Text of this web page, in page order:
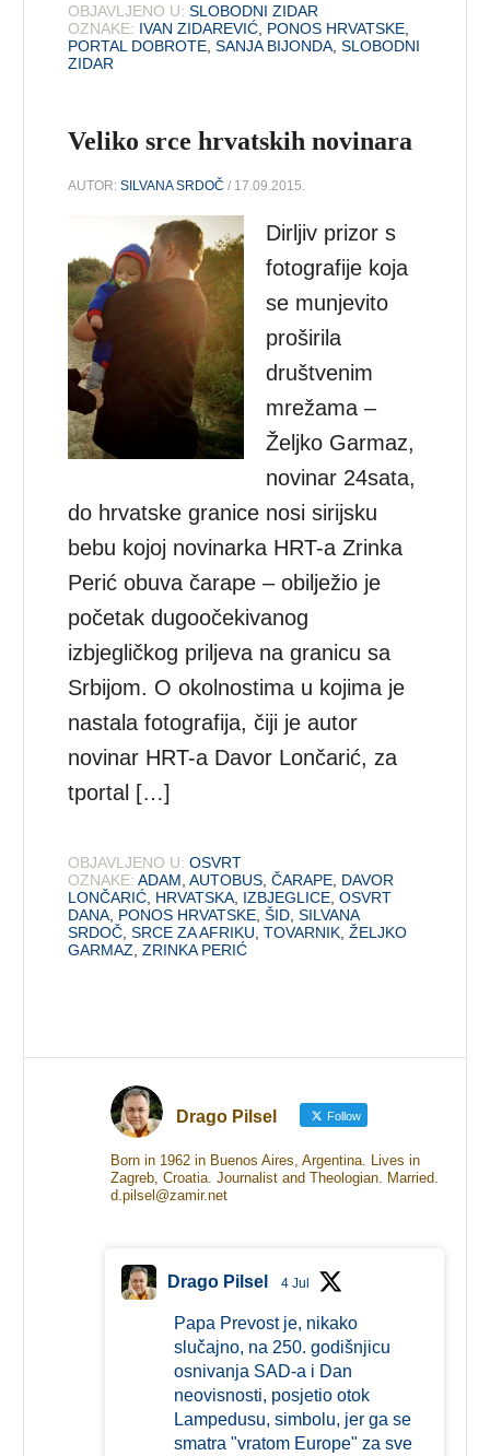
OBJAVLJENO U: SLOBODNI ZIDAR
OZNAKE: IVAN ZIDAREVIĆ PONOS HRVATSKE
PORTAL DOBROTE ,SANJA BIJONDA ,SLOBODNI
ZIDAR
Veliko srce hrvatskih novinara
AUTOR:SILVANA SRDOČ / 17.09.2015.
Dirljiv prizor s
fotografije koja
se munjevito
proširila
društvenim
mrežama –
Željko Garmaz,
novinar 24sata,
do hrvatske granice nosi sirijsku
bebu kojoj novinarka HRT-a Zrinka
Perić obuva čarape – obilježio je
početak dugoočekivanog
izbjegličkog priljeva na granicu sa
Srbijom. O okolnostima u kojima je
nastala fotografija, čiji je autor
novinar HRT-a Davor Lončarić, za
tportal […]
OBJAVLJENO U: OSVRT
OZNAKE: ADAM ,AUTOBUS ,ČARAPE DAVOR
LONČARIĆ HRVATSKA IZBJEGLICE ,OSVRT
DANA PONOS HRVATSKE ,ŠID ,SILVANA
SRDOČ ,SRCE ZA AFRIKU ,TOVARNIK ,ŽELJKO
GARMAZ ,ZRINKA PERIĆ
Drago Pilsel Follow
Born in 1962 in Buenos Aires, Argentina. Lives in
Zagreb, Croatia. Journalist and Theologian. Married.
d.pilsel@zamir.net
Drago Pilsel 4 Jul
Papa Prevost je, nikako
slučajno, na 250. godišnjicu
osnivanja SAD-a i Dan
neovisnosti, posjetio otok
Lampedusu, simbolu, jer ga se
smatra "vratom Europe" za sve